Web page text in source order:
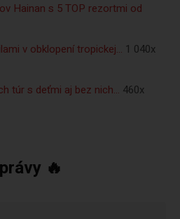
Hainan s 5 TOP rezortmi od
v obklopení tropickej… 1 040x
túr s deťmi aj bez nich… 460x
🔥